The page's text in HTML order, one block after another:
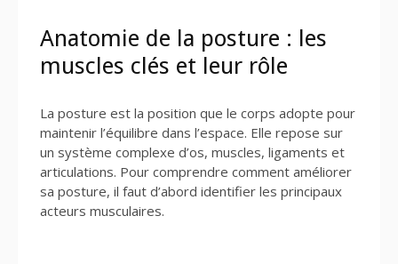
Anatomie de la posture : les
muscles clés et leur rôle
La posture est la position que le corps adopte pour
maintenir l’équilibre dans l’espace. Elle repose sur
un système complexe d’os, muscles, ligaments et
articulations. Pour comprendre comment améliorer
sa posture, il faut d’abord identifier les principaux
acteurs musculaires.